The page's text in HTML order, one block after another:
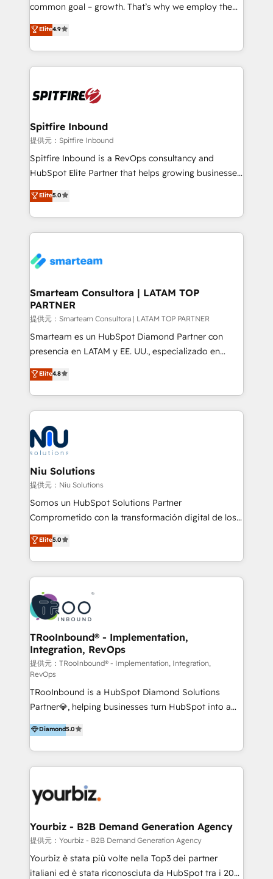
common goal – growth. That’s why we employ the
latest innovations in disruptive technology in our
approach to web design, sales enablement and
inbound marketing that deliver month-on-month
growth for our client's businesses. These methods
exactly where your marketing budget is being used
and overall revenue to a level not feasible with
traditional methods. If you’re a frustrated marketing
manager or business owner sick of wasting budget
with generic agencies and their outdated methods,
just like yours attract more high-quality leads
throughout each stage of the buying cycle with
enable sales teams with the process, technology and
training to smash targets.
Elite4.9
Spitfire Inbound
提供元：Spitfire Inbound
Spitfire Inbound is a RevOps consultancy and
HubSpot Elite Partner that helps growing businesses
design predictable, scalable revenue-driving
strategies. With offices in South Africa and London,
we take a RevOps-led approach that aligns sales,
marketing & service, breaks down silos, and gives
confidence. We deliver end to end strategy and
and technology around a single source of truth to
support sustainable growth and better decision-
making. Working with clients locally and globally, our
expertise includes HubSpot onboarding and CRM
implementation, automation, sales and customer
and data-driven campaigns. Winners of the first
Global HEART Award, Yamini Rogan, CEO of
Connect with us to see how we can do better and be
better together 🏆
Elite5.0
Smarteam Consultora | LATAM TOP
PARTNER
提供元：Smarteam Consultora | LATAM TOP PARTNER
Smarteam es un HubSpot Diamond Partner con
presencia en LATAM y EE. UU., especializado en
implementaciones de HubSpot, integraciones API y
optimización de procesos comerciales con IA. Con
más de 6 años de experiencia, hemos liderado 100+
implementaciones conectando HubSpot con SAP,
ERPs, e-commerce, plataformas financieras,
WhatsApp y sistemas logísticos. Nuestro equipo
multicultural trabaja en español, inglés y portugués,
uniendo visión estratégica y excelencia técnica para
generar resultados medibles. Apoyamos a empresas
de construcción, educación, tecnología, retail, e-
commerce, salud, financieras, seguros y servicios,
tomar decisiones basadas en datos. 🌎 Highlights:
5+ años como partner HubSpot 100+
LATAM 2025 🏆 Impulsamos crecimiento con CRM +
IA en múltiples industrias. 👉 ¿Listo para transformar
Elite4.8
Niu Solutions
提供元：Niu Solutions
Somos un HubSpot Solutions Partner
Comprometido con la transformación digital de los
procesos comerciales de las empresas en
Latinoamérica, con un enfoque en Marketing, Ventas
y Servicio al Cliente. Somos un equipo de trabajo
multidisciplinario de alto rendimiento, con
conocimiento y experiencia enfocado en: 1.
Optimizar la eficiencia operativa de nuestros
clientes 2. Mejorar la experiencia del cliente 3.
Asegurar resultados medibles Nos especializamos
en bancos, seguros, e-commerce, Desarrolladores
Inmobiliarios y Empresas Distribuidoras de
Productos
Elite5.0
TRooInbound® - Implementation,
Integration, RevOps
提供元：TRooInbound® - Implementation, Integration,
RevOps
TRooInbound is a HubSpot Diamond Solutions
Partner💎, helping businesses turn HubSpot into a
scalable growth engine. We work with startups, mid-
market, and enterprise teams to maximize
HubSpot’s full potential through: 💎HubSpot Audits,
Management & Optimization 💎RevOps-powered
Brand Development, Growth Strategy, AI SEO &
Integrations 💎Go-To-Market (GTM) Strategies &
Account-Based Marketing 💎CMS Development &
Conversion-Focused Websites With a 5.0⭐average
rating and 140+ verified client reviews on the
Diamond5.0
Yourbiz - B2B Demand Generation Agency
提供元：Yourbiz - B2B Demand Generation Agency
Yourbiz è stata più volte nella Top3 dei partner
italiani ed è stata riconosciuta da HubSpot tra i 20